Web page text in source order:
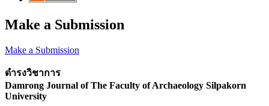
Make a Submission
Make a Submission
ดำรงวิชาการ
Damrong Journal of The Faculty of Archaeology Silpakorn
University